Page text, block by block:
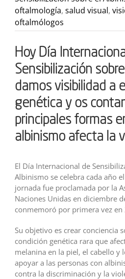
oftalmología, salud visual,
oftalmólogos
Hoy Día
Sensibilización
damos visibilidad a
genética y os
principales formas
albinismo afecta la
El Día Internacional de
Albinismo se celebra cada año
jornada fue proclamada por la
Naciones Unidas en diciembre
conmemoró por primera vez en
Su objetivo es crear conciencia
condición genética rara que
melanina en la piel, el cabello y
apoyar a las personas con
contra la discriminación y la